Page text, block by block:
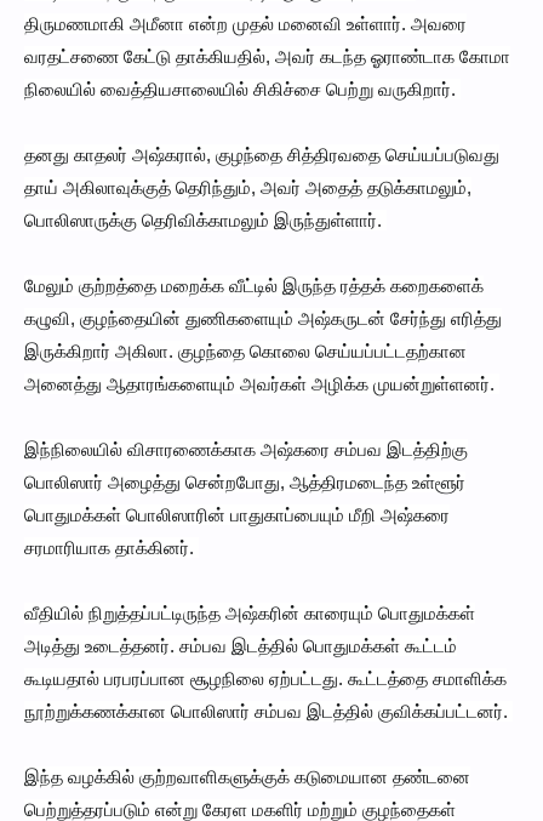
திருமணமாகி அமீனா என்ற முதல் மனைவி உள்ளார். அவரை
வரதட்சணை கேட்டு தாக்கியதில், அவர் கடந்த ஓராண்டாக கோமா
நிலையில் வைத்தியசாலையில் சிகிச்சை பெற்று வருகிறார்.
தனது காதலர் அஷ்கரால், குழந்தை சித்திரவதை செய்யப்படுவது
தாய் அகிலாவுக்குத் தெரிந்தும், அவர் அதைத் தடுக்காமலும்,
பொலிஸாருக்கு தெரிவிக்காமலும் இருந்துள்ளார்.
மேலும் குற்றத்தை மறைக்க வீட்டில் இருந்த ரத்தக் கறைகளைக்
கழுவி, குழந்தையின் துணிகளையும் அஷ்கருடன் சேர்ந்து எரித்து
இருக்கிறார் அகிலா. குழந்தை கொலை செய்யப்பட்டதற்கான
அனைத்து ஆதாரங்களையும் அவர்கள் அழிக்க முயன்றுள்ளனர்.
இந்நிலையில் விசாரணைக்காக அஷ்கரை சம்பவ இடத்திற்கு
பொலிஸார் அழைத்து சென்றபோது, ஆத்திரமடைந்த உள்ளூர்
பொதுமக்கள் பொலிஸாரின் பாதுகாப்பையும் மீறி அஷ்கரை
சரமாரியாக தாக்கினர்.
வீதியில் நிறுத்தப்பட்டிருந்த அஷ்கரின் காரையும் பொதுமக்கள்
அடித்து உடைத்தனர். சம்பவ இடத்தில் பொதுமக்கள் கூட்டம்
கூடியதால் பரபரப்பான சூழநிலை ஏற்பட்டது. கூட்டத்தை சமாளிக்க
நூற்றுக்கணக்கான பொலிஸார் சம்பவ இடத்தில் குவிக்கப்பட்டனர்.
இந்த வழக்கில் குற்றவாளிகளுக்குக் கடுமையான தண்டனை
பெற்றுத்தரப்படும் என்று கேரள மகளிர் மற்றும் குழந்தைகள்